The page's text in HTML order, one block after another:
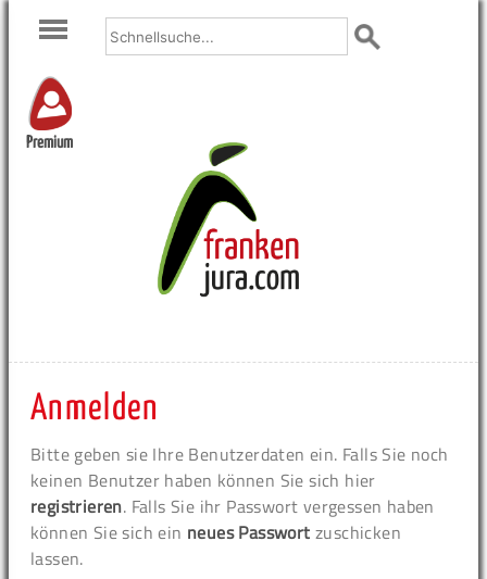
Premium
Anmelden
Bitte geben sie Ihre Benutzerdaten ein. Falls Sie noch
keinen Benutzer haben können Sie sich hier
registrieren. Falls Sie ihr Passwort vergessen haben
können Sie sich ein neues Passwort zuschicken
lassen.